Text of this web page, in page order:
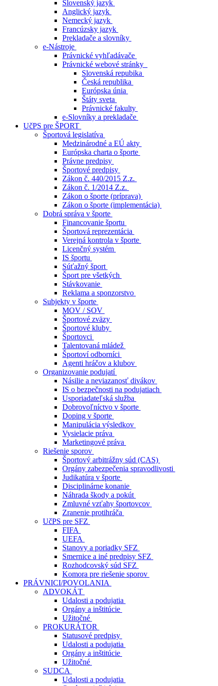
Slovenský jazyk
Anglický jazyk
Nemecký jazyk
Francúzsky jazyk
Prekladače a slovníky
e-Nástroje
Právnické vyhľadávače
Právnické webové stránky
Slovenská repubika
Česká republika
Európska únia
Štáty sveta
Právnické fakulty
e-Slovníky a prekladače
UčPS pre ŠPORT
Športová legislatíva
Medzinárodné a EÚ akty
Európska charta o športe
Právne predpisy
Športové predpisy
Zákon č. 440/2015 Z.z.
Zákon č. 1/2014 Z.z.
Zákon o športe (príprava)
Zákon o športe (implementácia)
Dobrá správa v športe
Financovanie športu
Športová reprezentácia
Verejná kontrola v športe
Licenčný systém
IS športu
Súťažný šport
Šport pre všetkých
Stávkovanie
Reklama a sponzorstvo
Subjekty v športe
MOV / SOV
Športové zväzy
Športové kluby
Športovci
Talentovaná mládež
Športoví odborníci
Agenti hráčov a klubov
Organizovanie podujatí
Násilie a neviazanosť divákov
IS o bezpečnosti na podujatiach
Usporiadateľská služba
Dobrovoľníctvo v športe
Doping v športe
Manipulácia výsledkov
Vysielacie práva
Marketingové práva
Riešenie sporov
Športový arbitrážny súd (CAS)
Orgány zabezpečenia spravodlivosti
Judikatúra v športe
Disciplinárne konanie
Náhrada škody a pokút
Zmluvné vzťahy športovcov
Zranenie protihráča
UčPS pre SFZ
FIFA
UEFA
Stanovy a poriadky SFZ
Smernice a iné predpisy SFZ
Rozhodcovský súd SFZ
Komora pre riešenie sporov
PRÁVNICI/POVOLANIA
ADVOKÁT
Udalosti a podujatia
Orgány a inštitúcie
Užitočné
PROKURÁTOR
Statusové predpisy
Udalosti a podujatia
Orgány a inštitúcie
Užitočné
SUDCA
Udalosti a podujatia